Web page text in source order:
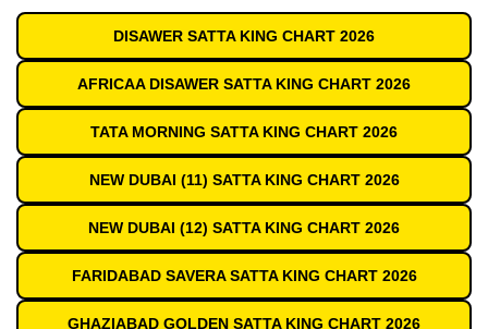
DISAWER SATTA KING CHART 2026
AFRICAA DISAWER SATTA KING CHART 2026
TATA MORNING SATTA KING CHART 2026
NEW DUBAI (11) SATTA KING CHART 2026
NEW DUBAI (12) SATTA KING CHART 2026
FARIDABAD SAVERA SATTA KING CHART 2026
GHAZIABAD GOLDEN SATTA KING CHART 2026